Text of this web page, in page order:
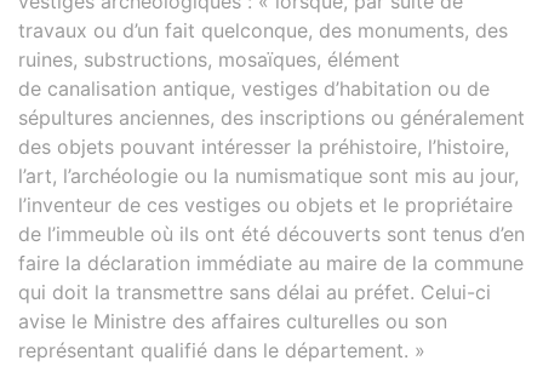
travaux ou d’un fait quelconque, des monuments, des
ruines, substructions, mosaïques, élément
de canalisation antique, vestiges d’habitation ou de
sépultures anciennes, des inscriptions ou généralement
des objets pouvant intéresser la préhistoire, l’histoire,
l’art, l’archéologie ou la numismatique sont mis au jour,
l’inventeur de ces vestiges ou objets et le propriétaire
de l’immeuble où ils ont été découverts sont tenus d’en
faire la déclaration immédiate au maire de la commune
qui doit la transmettre sans délai au préfet. Celui-ci
avise le Ministre des affaires culturelles ou son
représentant qualifié dans le département. »